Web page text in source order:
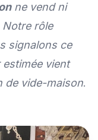
ne vend ni
rôle
signalons ce
estimée vient
de vide-maison.